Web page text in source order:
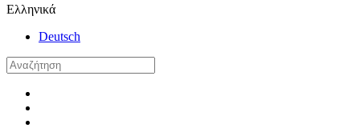
Ελληνικά
Deutsch